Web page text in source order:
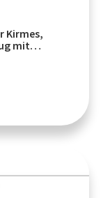
Kirmes,
mit